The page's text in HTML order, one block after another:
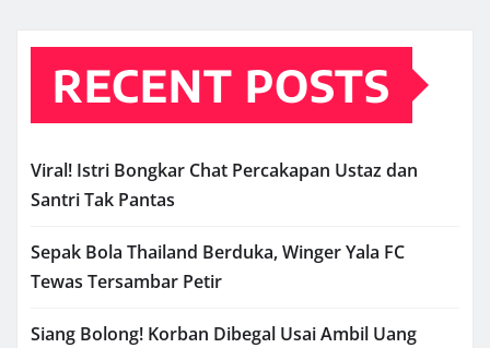
RECENT POSTS
Viral! Istri Bongkar Chat Percakapan Ustaz dan
Santri Tak Pantas
Sepak Bola Thailand Berduka, Winger Yala FC
Tewas Tersambar Petir
Siang Bolong! Korban Dibegal Usai Ambil Uang